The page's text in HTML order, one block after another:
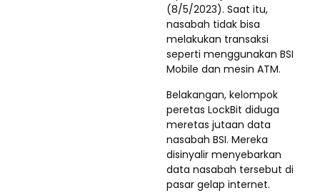
(8/5/2023). Saat itu,
nasabah tidak bisa
melakukan transaksi
seperti menggunakan BSI
Mobile dan mesin ATM.
Belakangan, kelompok
peretas LockBit diduga
meretas jutaan data
nasabah BSI. Mereka
disinyalir menyebarkan
data nasabah tersebut di
pasar gelap internet.